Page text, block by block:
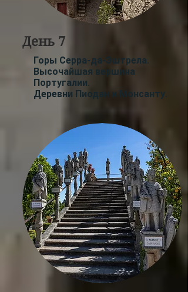
День 7
Горы Серра-да-Эштрела.
Высочайшая вершина
Португалии.
Деревни Пиодан и Монсанту.